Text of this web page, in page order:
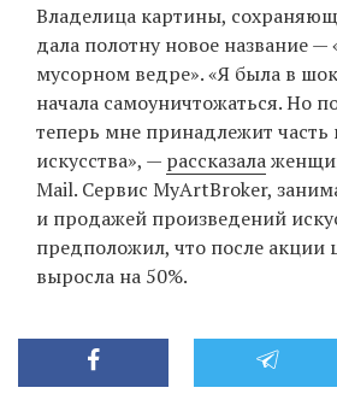
Владелица картины,
дала полотну новое название —
мусорном ведре». «Я была в
начала самоуничтожаться. Но
теперь мне принадлежит часть
искусства», — рассказала
Mail. Сервис MyArtBroker,
и продажей произведений
предположил, что после акции
выросла на 50%.